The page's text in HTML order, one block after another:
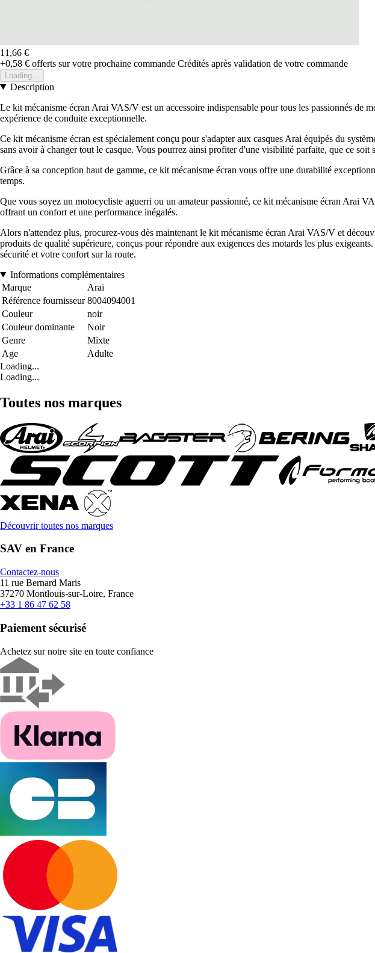
11,66 €
+0,58 € offerts sur votre prochaine commande Crédités après validation de votre commande
Loading...
Description
Le kit mécanisme écran Arai VAS/V est un accessoire indispensable pour tous les passionnés
expérience de conduite exceptionnelle.
Ce kit mécanisme écran est spécialement conçu pour s'adapter aux casques Arai équipés du
sans avoir à changer tout le casque. Vous pourrez ainsi profiter d'une visibilité parfaite, que ce
Grâce à sa conception haut de gamme, ce kit mécanisme écran vous offre une durabilité
temps.
Que vous soyez un motocycliste aguerri ou un amateur passionné, ce kit mécanisme écran Arai
offrant un confort et une performance inégalés.
Alors n'attendez plus, procurez-vous dès maintenant le kit mécanisme écran Arai VAS/V et
produits de qualité supérieure, conçus pour répondre aux exigences des motards les plus
sécurité et votre confort sur la route.
Informations complémentaires
Marque
Arai
Référence fournisseur 8004094001
Couleur
noir
Couleur dominante
Noir
Genre
Mixte
Age
Adulte
Loading...
Loading...
Toutes nos marques
Découvrir toutes nos marques
SAV en France
Contactez-nous
11 rue Bernard Maris
37270 Montlouis-sur-Loire, France
+33 1 86 47 62 58
Paiement sécurisé
Achetez sur notre site en toute confiance